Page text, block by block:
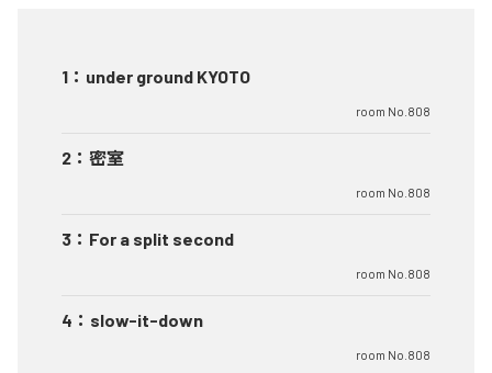
1 ： under ground KYOTO
room No.808
2 ： 密室
room No.808
3 ： For a split second
room No.808
4 ： slow-it-down
room No.808